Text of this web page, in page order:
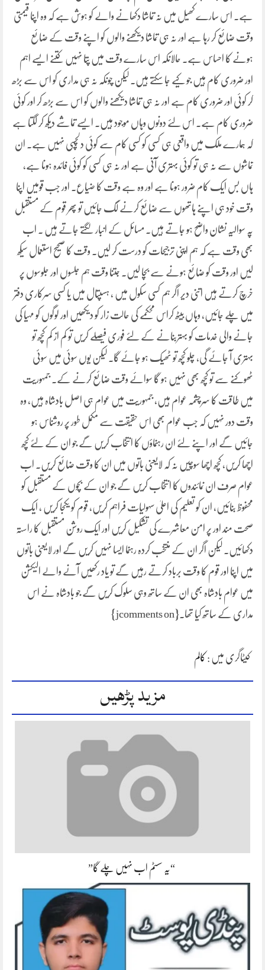
ہے۔ اس سارے کھیل میں نہ تماشا دکھانے والے کو ہوش ہے کہ وہ اپنا قیمتی
وقت ضائع کر رہا ہے اور نہ ہی تماشا دیکھنے والوں کو اپنے وقت کے ضائع
ہونے کا احساس ہے۔ حالانکہ اس سارے وقت میں پتا نہیں کتنے ایسے اہم
اور ضروری کام ہیں جو کیے جا سکتے ہیں۔ لیکن چونکہ نہ ہی مداری کو اس سے بڑھ
کر کوئی اور ضروری کام ہے اور نہ ہی تماشا دیکھنے والوں کو اس سے بڑھ کر اور کوئی
ضروری کام ہے۔ اس لئے دونوں وہاں موجود ہیں۔ ایسے تماشے دیکھ کر لگتا ہے
کہ ہمارے ملک میں واقعی ہی کسی کو کسی کام سے کوئی دلچسپی نہیں ہے۔ ان
تماشوں سے نہ ہی تو کوئی بہتری آنی ہے اور نہ ہی کسی کو کوئی فائدہ ہونا ہے،
ہاں بس ایک کام ضرور ہونا ہے اور وہ ہے وقت کا ضیاع۔ اور جب قومیں اپنا
وقت خود ہی اپنے ہاتھوں سے ضائع کرنے لگ جائیں تو پھر قوم کے مستقبل
پہ سوالیہ نشان واضح ہو جاتے ہیں۔ مسائل کے انبار لگتے جاتے ہیں ۔ اب
بھی وقت ہے کہ ہم اپنی ترجیحات کو درست کر لیں۔ وقت کا صحیح استعمال سیکھ
لیں اور وقت کو ضائع ہونے سے بچا لیں۔ جتنا وقت ہم جلسوں اور جلوسوں پر
خرچ کرتے ہیں اتنی دیر اگر ہم کسی سکول میں ، ہسپتال میں یا کسی سرکاری دفتر
میں چلے جائیں، وہاں بیٹھ کراس محکمے کی حالت زار کو دیکھیں اور لوگوں کو مہیا کی
جانے والی خدمات کو بہتربنانے کے لئے فوری فیصلے کریں تو کم از کم کچھ تو
بہتری آ جائے گی، چلو کچھ تو ٹھیک ہو جائے گا۔ لیکن یوں سوئی میں سوئی
ٹھوکنے سے تو کچھ بھی نہیں ہو گا سوائے وقت ضائع کرنے کے۔ جمہوریت
میں طاقت کا سرچشمہ عوام ہیں، جمہوریت میں عوام ہی اصل بادشاہ ہیں، وہ
وقت دور نہیں کہ جب عوام بھی اس حقیقت سے مکمل طور پر روشناس ہو
جائیں گے اور اپنے لئے ان رہنماؤں کا انتخاب کریں گے جو ان کے لئے کچھ
اچھا کریں، کچھ اچھا سوچیں نہ کہ لایعنی باتوں میں ان کا وقت ضائع کریں۔ اب
عوام صرف ان نمائندوں کا انتخاب کریں گے جو ان کے بچوں کے مستقبل کو
محفوظ بنائیں، ان کو تعلیم کی اعلیٰ سہولیات فراہم کریں، قوم کو یکجا کریں ، ایک
صحت مند اور پر امن معاشرے کی تشکیل کریں اور ایک روشن مستقبل کا راستہ
دکھائیں۔ لیکن اگر ان کے منتخب کردہ رہنما ایسا نہیں کریں گے اور لایعنی باتوں
میں اپنا اور قوم کا وقت برباد کرتے رہیں گے تو یاد رکھیں آنے والے الیکشن
میں عوام بادشاہ بھی ان کے ساتھ وہی سلوک کریں گے جو بادشاہ نے اس
مداری کے ساتھ کیا تھا۔{jcomments on}
کیٹاگری میں : کالم
مزید پڑھیں
“یہ سسٹم اب نہیں چلے گا”